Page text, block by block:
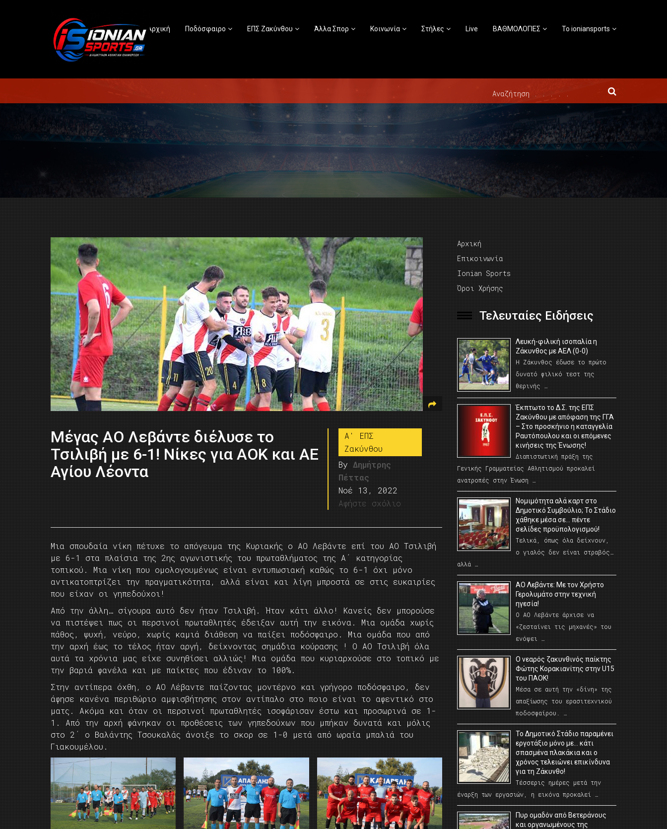
Αρχική Ποδόσφαιρο ΕΠΣ Ζακύνθου Άλλα Σπορ Κοινωνία Στήλες Live ΒΑΘΜΟΛΟΓΙΕΣ Το ioniansports
Μέγας ΑΟ Λεβάντε διέλυσε το
Τσιλιβή με 6-1! Νίκες για ΑΟΚ και ΑΕ
Αγίου Λέοντα
A' ΕΠΣ
Ζακύνθου
By Δημήτρης
Πέττας
Νοέ 13, 2022
Αφήστε σχόλιο
Μια σπουδαία νίκη πέτυχε το απόγευμα της Κυριακής ο ΑΟ Λεβάντε επί του ΑΟ Τσιλιβή
με 6-1 στα πλαίσια της 2ης αγωνιστικής του πρωταθλήματος της Α΄ κατηγορίας
τοπικού. Μια νίκη που ομολογουμένως είναι εντυπωσιακή καθώς το 6-1 όχι μόνο
αντικατοπτρίζει την πραγματικότητα, αλλά είναι και λίγη μπροστά σε στις ευκαιρίες
που είχαν οι γηπεδούχοι!
Από την άλλη… σίγουρα αυτό δεν ήταν Τσιλιβή. Ήταν κάτι άλλο! Κανείς δεν μπορούσε
να πιστέψει πως οι περσινοί πρωταθλητές έδειξαν αυτή την εικόνα. Μια ομάδα χωρίς
πάθος, ψυχή, νεύρο, χωρίς καμιά διάθεση να παίξει ποδόσφαιρο. Μια ομάδα που από
την αρχή έως το τέλος ήταν αργή, δείχνοντας σημάδια κούρασης ! Ο ΑΟ Τσιλιβή όλα
αυτά τα χρόνια μας είχε συνηθίσει αλλιώς! Μια ομάδα που κυριαρχούσε στο τοπικό με
την βαριά φανέλα και με παίκτες που έδιναν το 100%.
Στην αντίπερα όχθη, ο ΑΟ Λέβαντε παίζοντας μοντέρνο και γρήγορο ποδόσφαιρο, δεν
άφησε κανένα περιθώριο αμφισβήτησης στον αντίπαλο στο ποιο είναι το αφεντικό στο
ματς. Ακόμα και όταν οι περσινοί πρωταθλητές ισοφάρισαν έστω και προσωρινά σε 1-
1. Από την αρχή φάνηκαν οι προθέσεις των γηπεδούχων που μπήκαν δυνατά και μόλις
στο 2΄ ο Βαλάντης Τσουκαλάς άνοιξε το σκορ σε 1-0 μετά από ωραία μπαλιά του
Γιακουμέλου.
Αρχική
Επικοινωνία
Ionian Sports
Όροι Χρήσης
Τελευταίες Ειδήσεις
Λευκή-φιλική ισοπαλία η
Ζάκυνθος με ΑΕΛ (0-0)
Η Ζάκυνθος έδωσε το πρώτο
δυνατό φιλικό τεστ της
θερινής …
Έκπτωτο το Δ.Σ. της ΕΠΣ
Ζακύνθου με απόφαση της ΓΓΑ
– Στο προσκήνιο η καταγγελία
Ραυτόπουλου και οι επόμενες
κινήσεις της Ένωσης!
Διαπιστωτική πράξη της
Γενικής Γραμματείας Αθλητισμού προκαλεί
ανατροπές στην Ένωση …
Νομιμότητα αλά καρτ στο
Δημοτικό Συμβούλιο; Το Στάδιο
χάθηκε μέσα σε… πέντε
σελίδες προϋπολογισμού!
Τελικά, όπως όλα δείχνουν,
ο γιαλός δεν είναι στραβός…
αλλά …
ΑΟ Λεβάντε: Με τον Χρήστο
Γερολυμάτο στην τεχνική
ηγεσία!
Ο ΑΟ Λεβάντε άρχισε να
«ζεσταίνει τις μηχανές» του
ενόψει …
O νεαρός ζακυνθινός παίκτης
Φώτης Κορακιανίτης στην U15
του ΠΑΟΚ!
Μέσα σε αυτή την «δίνη» της
απαξίωσης του ερασιτεχνικού
ποδοσφαίρου. …
Το Δημοτικό Στάδιο παραμένει
εργοτάξιο μόνο με… κάτι
σπασμένα πλακάκια και ο
χρόνος τελειώνει επικίνδυνα
για τη Ζάκυνθο!
Τέσσερις ημέρες μετά την
έναρξη των εργασιών, η εικόνα προκαλεί …
Πυρ ομαδόν από Βετεράνους
και οργανωμένους της